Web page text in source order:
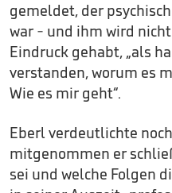
gemeldet, der
war - und ihm wird
Eindruck gehabt, „als
verstanden, worum es
Wie es mir geht“.
Eberl verdeutlichte
mitgenommen er
sei und welche Folgen